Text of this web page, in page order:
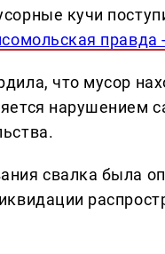
кучи
правда
что мусор
нарушением
свалка была